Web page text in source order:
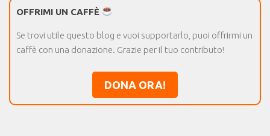
OFFRIMI UN CAFFÈ
Se trovi utile questo blog e vuoi supportarlo, puoi offrirmi un
caffè con una donazione. Grazie per il tuo contributo!
DONA ORA!